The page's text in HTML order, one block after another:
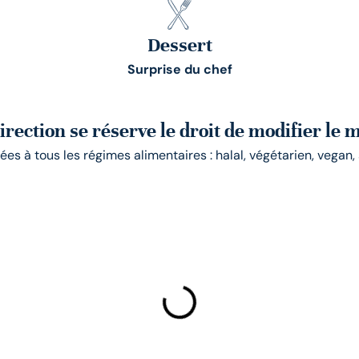
Dessert
Surprise du chef
se réserve le droit de modifier le
à tous les régimes alimentaires : halal, végétarien, vegan,